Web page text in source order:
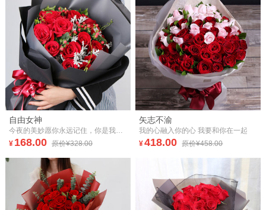
自由女神
今夜的美妙愿你永远记住，你是我心中最甜美的公主。
¥ 168.00 原价¥328.00
矢志不渝
我的心融入你的心 我要和你在一起
¥418.00 原价¥458.00